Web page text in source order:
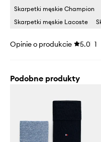
Skarpetki męskie Champion
Skarpetki męskie Lacoste
Opinie o produkcie 5.0 1
Podobne produkty